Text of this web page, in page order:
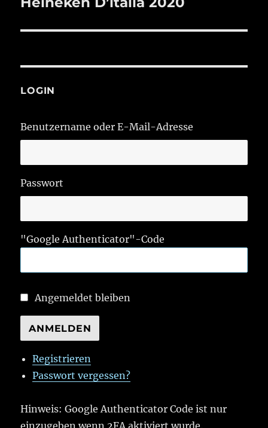
LOGIN
Benutzername oder E-Mail-Adresse
Passwort
"Google Authenticator"-Code
Angemeldet bleiben
ANMELDEN
Registrieren
Passwort vergessen?
Hinweis: Google Authenticator Code ist nur